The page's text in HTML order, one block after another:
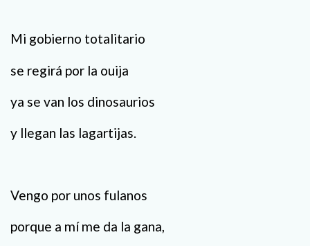
Mi gobierno totalitario
se regirá por la ouija
ya se van los dinosaurios
y llegan las lagartijas.
Vengo por unos fulanos
porque a mí me da la gana,